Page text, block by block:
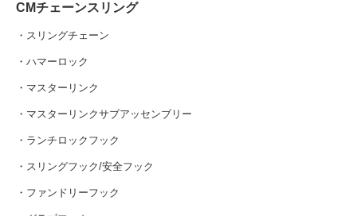
CMチェーンスリング
・スリングチェーン
・ハマーロック
・マスターリンク
・マスターリンクサブアッセンブリー
・ランチロックフック
・スリングフック/安全フック
・ファンドリーフック